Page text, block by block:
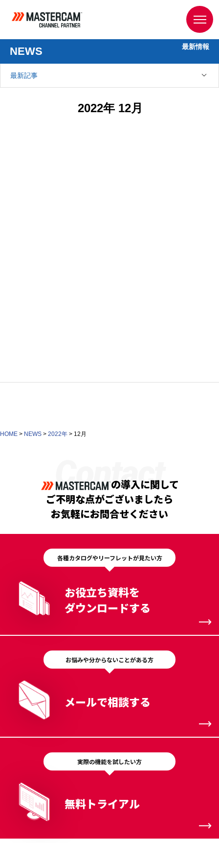
NEWS 最新情報
最新記事
2022年 12月
HOME > NEWS > 2022年 > 12月
Contact
の導入に関して
ご不明な点がございましたら
お気軽にお問合せください
各種カタログやリーフレットが見たい方
お役立ち資料を
ダウンロードする
お悩みや分からないことがある方
メールで相談する
実際の機能を試したい方
無料トライアル